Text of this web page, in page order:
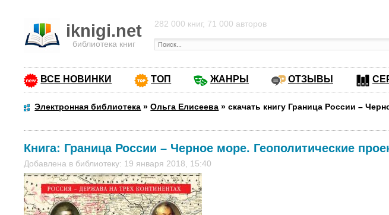
iknigi.net
библиотека книг
282 000 книг, 71 000 авторов
ВСЕ НОВИНКИ ТОП ЖАНРЫ ОТЗЫВЫ
Электронная библиотека »Ольга Елисеева »скачать книгу Граница России –
Книга: Граница России – Черное море. Геополитические
Добавлена в библиотеку: 19 января 2018, 15:40